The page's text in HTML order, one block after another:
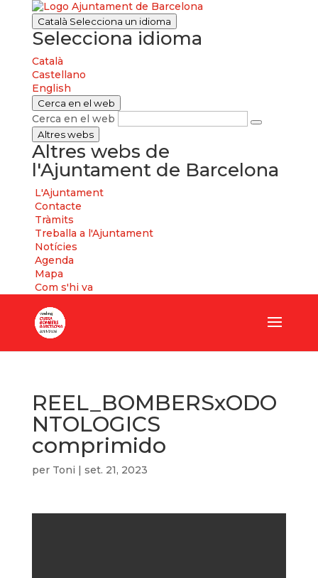
Català Selecciona un idioma
Selecciona idioma
Català
Castellano
English
Cerca en el web
Cerca en el web
Altres webs
Altres webs de
l'Ajuntament de Barcelona
L'Ajuntament
Contacte
Tràmits
Treballa a l'Ajuntament
Notícies
Agenda
Mapa
Com s'hi va
REEL_BOMBERSxODO
NTOLOGICS
comprimido
per Toni | set. 21, 2023